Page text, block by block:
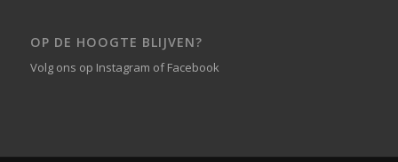
OP DE HOOGTE BLIJVEN?
Volg ons op Instagram ofFacebook